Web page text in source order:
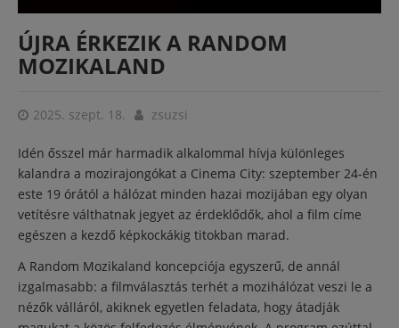
ÚJRA ÉRKEZIK A RANDOM
MOZIKALAND
2025. szept. 18. zsuzsi
Idén ősszel már harmadik alkalommal hívja különleges
kalandra a mozirajongókat a Cinema City: szeptember 24-én
este 19 órától a hálózat minden hazai mozijában egy olyan
vetítésre válthatnak jegyet az érdeklődők, ahol a film címe
egészen a kezdő képkockákig titokban marad.
A Random Mozikaland koncepciója egyszerű, de annál
izgalmasabb: a filmválasztás terhét a mozihálózat veszi le a
nézők válláról, akiknek egyetlen feladata, hogy átadják